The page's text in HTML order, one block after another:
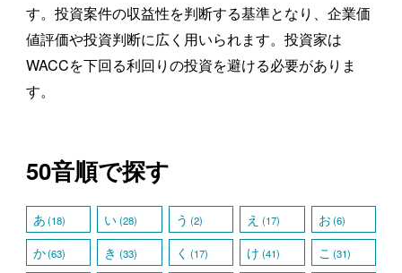
す。投資案件の収益性を判断する基準となり、企業価
値評価や投資判断に広く用いられます。投資家は
WACCを下回る利回りの投資を避ける必要がありま
す。
50音順で探す
あ(18) い(28) う (2) え (17) お (6)
か(63) き (33) く (17) け (41) こ (31)